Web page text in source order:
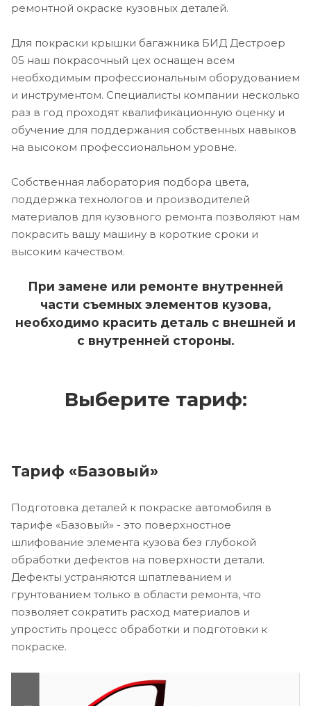
ремонтной окраске кузовных деталей.
Для покраски крышки багажника БИД Дестроер
05 наш покрасочный цех оснащен всем
необходимым профессиональным оборудованием
и инструментом. Специалисты компании несколько
раз в год проходят квалификационную оценку и
обучение для поддержания собственных навыков
на высоком профессиональном уровне.
Собственная лаборатория подбора цвета,
поддержка технологов и производителей
материалов для кузовного ремонта позволяют нам
покрасить вашу машину в короткие сроки и
высоким качеством.
При замене или ремонте внутренней
части съемных элементов кузова,
необходимо красить деталь с внешней и
с внутренней стороны.
Выберите тариф:
Тариф «Базовый»
Подготовка деталей к покраске автомобиля в
тарифе «Базовый» - это поверхностное
шлифование элемента кузова без глубокой
обработки дефектов на поверхности детали.
Дефекты устраняются шпатлеванием и
грунтованием только в области ремонта, что
позволяет сократить расход материалов и
упростить процесс обработки и подготовки к
покраске.